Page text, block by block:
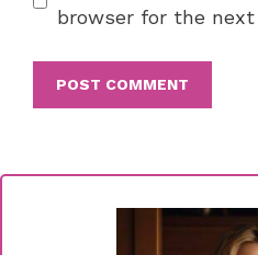
browser for the